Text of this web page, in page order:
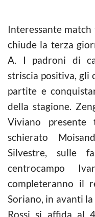
Interessante match
chiude la terza
A. I padroni di
striscia positiva, gli
partite e
della stagione.
Viviano
schierato
Silvestre, sulle
centrocampo
completeranno il
Soriano, in avanti
Rossi si affida al